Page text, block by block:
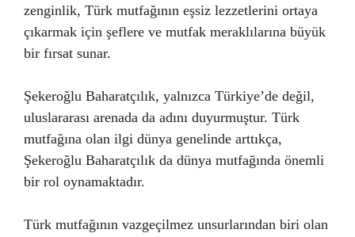
zenginlik, Türk mutfağının eşsiz lezzetlerini ortaya
çıkarmak için şeflere ve mutfak meraklılarına büyük
bir fırsat sunar.
Şekeroğlu Baharatçılık, yalnızca Türkiye’de değil,
uluslararası arenada da adını duyurmuştur. Türk
mutfağına olan ilgi dünya genelinde arttıkça,
Şekeroğlu Baharatçılık da dünya mutfağında önemli
bir rol oynamaktadır.
Türk mutfağının vazgeçilmez unsurlarından biri olan